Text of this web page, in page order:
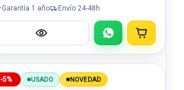
Garantía 1 año Envío 24-48h
-5% USADO NOVEDAD